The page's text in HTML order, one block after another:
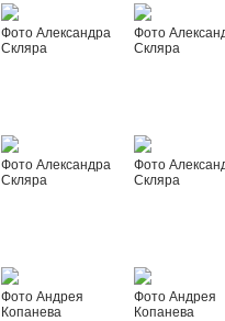
Фото Александра
Скляра
Фото
Скляра
Фото Александра
Скляра
Фото
Скляра
Фото Андрея
Копанева
Фото Андрея
Копанева